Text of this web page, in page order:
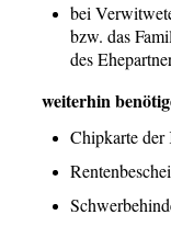
bei
bzw. das
des
weiterhin
Chipkarte der